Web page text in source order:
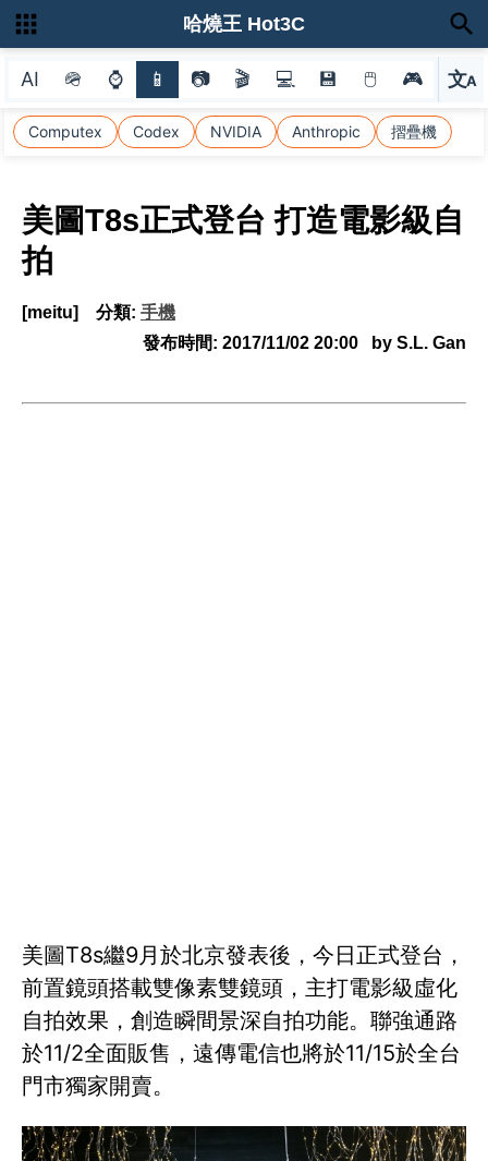
AI 🪖 ⌚ 📱 📷 🎬 💻 💾 🖱 🎮 文A
選
Computex Codex NVIDIA Anthropic 摺疊機
哈燒王 Hot3C
美圖T8s正式登台 打造電影級自
拍
[meitu] 分類: 手機
發布時間: 2017/11/02 20:00 by S.L. Gan
美圖T8s繼9月於北京發表後，今日正式登台，
前置鏡頭搭載雙像素雙鏡頭，主打電影級虛化
自拍效果，創造瞬間景深自拍功能。聯強通路
於11/2全面販售，遠傳電信也將於11/15於全台
門市獨家開賣。